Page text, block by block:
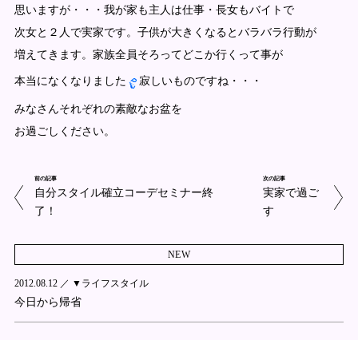
思いますが・・・我が家も主人は仕事・長女もバイトで
次女と２人で実家です。子供が大きくなるとバラバラ行動が
増えてきます。家族全員そろってどこか行くって事が
本当になくなりました 寂しいものですね・・・
みなさんそれぞれの素敵なお盆を
お過ごしください。
前の記事
自分スタイル確立コーデセミナー終
了！
次の記事
実家で過ご
す
NEW
2012.08.12 ／ ▼ライフスタイル
今日から帰省